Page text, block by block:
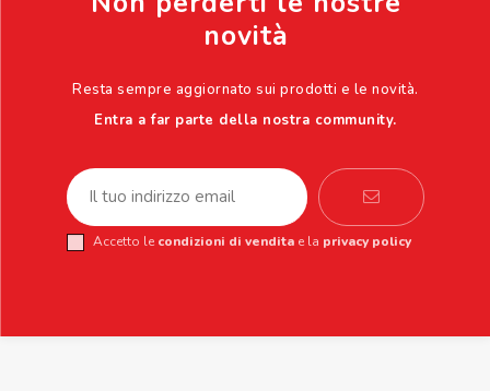
novità
Resta sempre aggiornato sui prodotti e le novità.
Entra a far parte della nostra community.
Accetto le condizioni di venditae la privacy policy